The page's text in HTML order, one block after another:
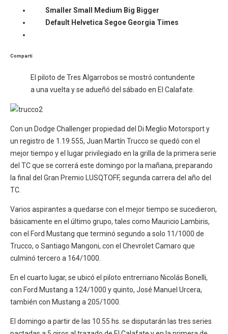
Smaller Small Medium Big Bigger
Default Helvetica Segoe Georgia Times
Compartí
El piloto de Tres Algarrobos se mostró contundente
a una vuelta y se adueñó del sábado en El Calafate.
Con un Dodge Challenger propiedad del Di Meglio Motorsport y
un registro de 1.19.555, Juan Martín Trucco se quedó con el
mejor tiempo y el lugar privilegiado en la grilla de la primera serie
del TC que se correrá este domingo por la mañana, preparando
la final del Gran Premio LUSQTOFF, segunda carrera del año del
TC.
Varios aspirantes a quedarse con el mejor tiempo se sucedieron,
básicamente en el último grupo, tales como Mauricio Lambiris,
con el Ford Mustang que terminó segundo a solo 11/1000 de
Trucco, o Santiago Mangoni, con el Chevrolet Camaro que
culminó tercero a 164/1000.
En el cuarto lugar, se ubicó el piloto entrerriano Nicolás Bonelli,
con Ford Mustang a 124/1000 y quinto, José Manuel Urcera,
también con Mustang a 205/1000.
El domingo a partir de las 10.55 hs. se disputarán las tres series